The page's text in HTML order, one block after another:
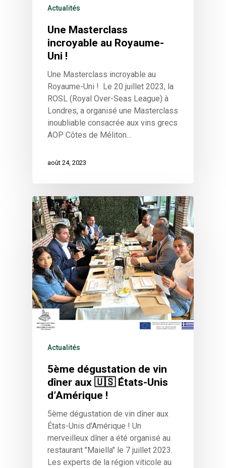
Actualités
Une Masterclass
incroyable au Royaume-
Uni !
Une Masterclass incroyable au
Royaume-Uni ! Le 20 juillet 2023, la
ROSL (Royal Over-Seas League) à
Londres, a organisé une Masterclass
inoubliable consacrée aux vins grecs
AOP Côtes de Méliton…
août 24, 2023
Actualités
5ème dégustation de vin
dîner aux 🇺🇸 États-Unis
d’Amérique !
5ème dégustation de vin dîner aux
États-Unis d'Amérique ! Un
merveilleux dîner a été organisé au
restaurant "Maiella" le 7 juillet 2023.
Les experts de la région viticole au